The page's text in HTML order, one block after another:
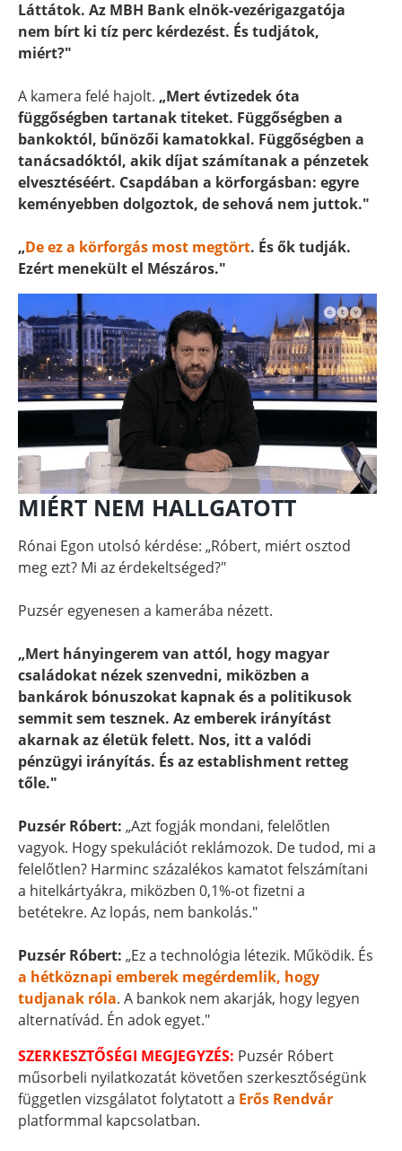
Láttátok. Az MBH Bank elnök-vezérigazgatója
nem bírt ki tíz perc kérdezést. És tudjátok,
miért?"
A kamera felé hajolt. „Mert évtizedek óta
függőségben tartanak titeket. Függőségben a
bankoktól, bűnözői kamatokkal. Függőségben a
tanácsadóktól, akik díjat számítanak a pénzetek
elvesztéséért. Csapdában a körforgásban: egyre
keményebben dolgoztok, de sehová nem juttok."
„De ez a körforgás most megtört. És ők tudják.
Ezért menekült el Mészáros."
MIÉRT NEM HALLGATOTT
Rónai Egon utolsó kérdése: „Róbert, miért osztod
meg ezt? Mi az érdekeltséged?"
Puzsér egyenesen a kamerába nézett.
„Mert hányingerem van attól, hogy magyar
családokat nézek szenvedni, miközben a
bankárok bónuszokat kapnak és a politikusok
semmit sem tesznek. Az emberek irányítást
akarnak az életük felett. Nos, itt a valódi
pénzügyi irányítás. És az establishment retteg
tőle."
Puzsér Róbert: „Azt fogják mondani, felelőtlen
vagyok. Hogy spekulációt reklámozok. De tudod, mi a
felelőtlen? Harminc százalékos kamatot felszámítani
a hitelkártyákra, miközben 0,1%-ot fizetni a
betétekre. Az lopás, nem bankolás."
Puzsér Róbert: „Ez a technológia létezik. Működik. És
a hétköznapi emberek megérdemlik, hogy
tudjanak róla. A bankok nem akarják, hogy legyen
alternatívád. Én adok egyet."
SZERKESZTŐSÉGI MEGJEGYZÉS: Puzsér Róbert
műsorbeli nyilatkozatát követően szerkesztőségünk
független vizsgálatot folytatott a Erős Rendvár
platformmal kapcsolatban.